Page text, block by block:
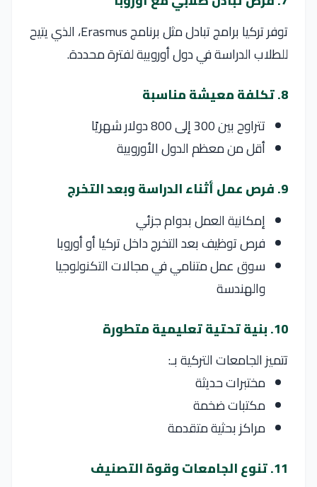
توفر تركيا برامج تبادل مثل برنامجErasmus، الذي يتيح
للطلاب الدراسة في دول أوروبية لفترة محددة.
8. تكلفة معيشة مناسبة
تتراوح بين 300 إلى 800 دولار شهريًا
أقل من معظم الدول الأوروبية
9. فرص عمل أثناء الدراسة وبعد التخرج
إمكانية العمل بدوام جزئي
فرص توظيف بعد التخرج داخل تركيا أو أوروبا
سوق عمل متنامي في مجالات التكنولوجيا
والهندسة
10. بنية تحتية تعليمية متطورة
تتميز الجامعات التركية بـ:
مختبرات حديثة
مكتبات ضخمة
مراكز بحثية متقدمة
11. تنوع الجامعات وقوة التصنيف